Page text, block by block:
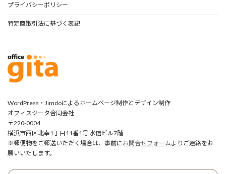
プライバシーポリシー
特定商取引法に基づく表記
WordPress・Jimdoによるホームページ制作とデザイン制作
オフィスジータ合同会社
〒220-0004
横浜市西区北幸1丁目11番1号 水信ビル7階
※郵便物をご郵送いただく場合は、事前に お問合せフォームよりご連絡をお
願いいたします。